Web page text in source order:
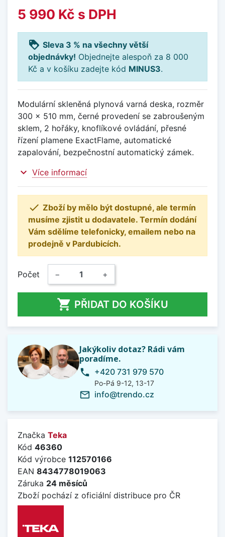
5 990 Kč s DPH
loyalty Sleva 3 % na všechny větší
objednávky! Objednejte alespoň za 8 000
Kč a v košíku zadejte kód MINUS3.
Modulární skleněná plynová varná deska, rozměr
300 x 510 mm, černé provedení se zabroušeným
sklem, 2 hořáky, knoflíkové ovládání, přesné
řízení plamene ExactFlame, automatické
zapalování, bezpečnostní automatický zámek.
expand_more Více informací
 Zboží by mělo být dostupné, ale termín
musíme zjistit u dodavatele. Termín dodání
Vám sdělíme telefonicky, emailem nebo na
prodejně v Pardubicích.
Počet − +
 PŘIDAT DO KOŠÍKU
Jakýkoliv dotaz? Rádi vám
poradíme.
phone +420 731 979 570
Po-Pá 9-12, 13-17
mail_outline info@trendo.cz
Značka Teka
Kód 46360
Kód výrobce 112570166
EAN 8434778019063
Záruka 24 měsíců
Zboží pochází z oficiální distribuce pro ČR